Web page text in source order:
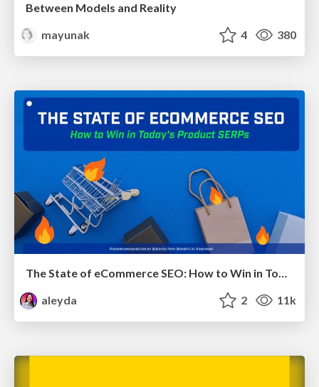
Between Models and Reality
mayunak
4 380
The State of eCommerce SEO: How to Win in Today's Products SERPs - #SEOweek
aleyda
2 11k